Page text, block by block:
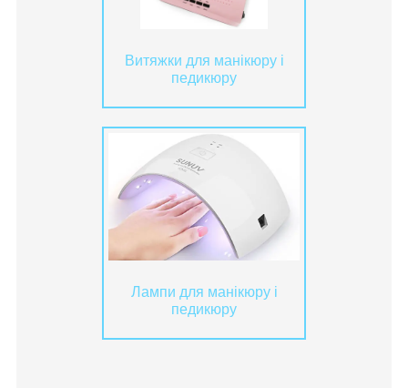
Витяжки для манікюру і
педикюру
Лампи для манікюру і
педикюру